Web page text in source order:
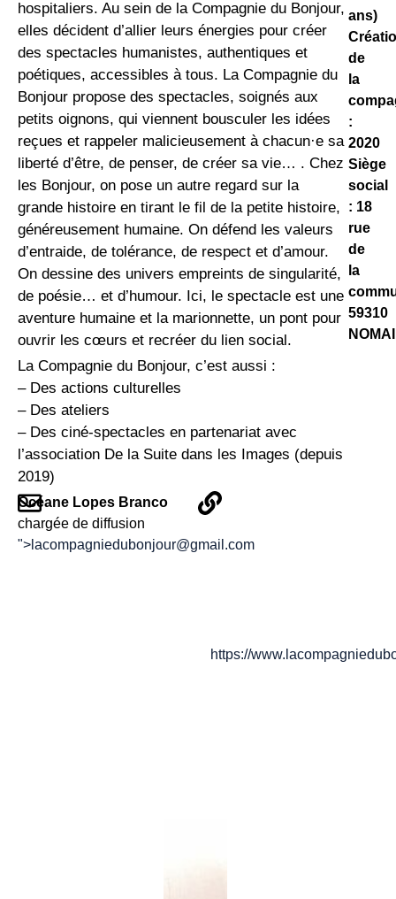
hospitaliers. Au sein de la Compagnie du Bonjour,
elles décident d’allier leurs énergies pour créer
des spectacles humanistes, authentiques et
poétiques, accessibles à tous. La Compagnie du
Bonjour propose des spectacles, soignés aux
petits oignons, qui viennent bousculer les idées
reçues et rappeler malicieusement à chacun·e sa
liberté d’être, de penser, de créer sa vie… . Chez
les Bonjour, on pose un autre regard sur la
grande histoire en tirant le fil de la petite histoire,
généreusement humaine. On défend les valeurs
d’entraide, de tolérance, de respect et d’amour.
On dessine des univers empreints de singularité,
de poésie… et d’humour. Ici, le spectacle est une
aventure humaine et la marionnette, un pont pour
ouvrir les cœurs et recréer du lien social.
La Compagnie du Bonjour, c’est aussi :
– Des actions culturelles
– Des ateliers
– Des ciné-spectacles en partenariat avec
l’association De la Suite dans les Images (depuis
2019)
ans)
de
la
:
2020
Siège
social
: 18
rue
de
la
59310
Océane Lopes Branco
chargée de diffusion
"> lacompagniedubonjour@gmail.com
https://